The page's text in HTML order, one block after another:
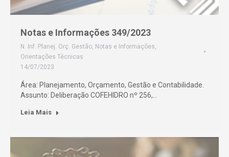
Notas e Informações 349/2023
N. Inf. Planej. Orç. Gestão, Notas e Informações,
Orientações Técnicas
14/07/2023
Área: Planejamento, Orçamento, Gestão e Contabilidade.
Assunto: Deliberação COFEHIDRO nº 256,…
Leia Mais